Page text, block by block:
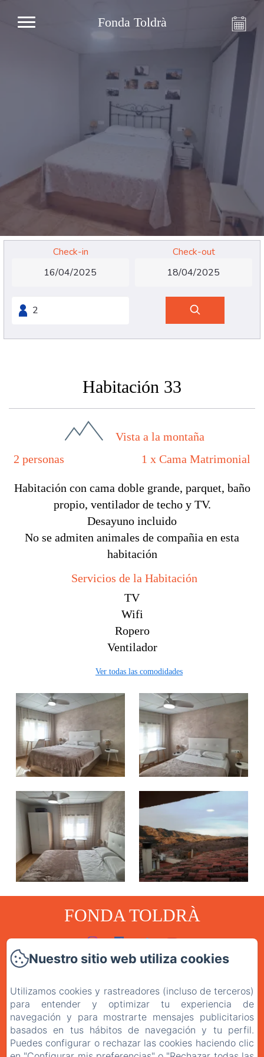
Fonda Toldrà
Check-in Check-out
Habitación 33
Vista a la montaña
2 personas
1 x Cama Matrimonial
Habitación con cama doble grande, parquet, baño
propio, ventilador de techo y TV.
Desayuno incluido
No se admiten animales de compañia en esta
habitación
Servicios de la Habitación
TV
Wifi
Ropero
Ventilador
Ver todas las comodidades
FONDA TOLDRÀ
Inicio
Habitaciones
El Restaurante
Contacto
Política de privacitat
Nuestro sitio web utiliza cookies
Utilizamos cookies y rastreadores (incluso de terceros)
para entender y optimizar tu experiencia de
navegación y para mostrarte mensajes publicitarios
basados en tus hábitos de navegación y tu perfil.
Puedes configurar o rechazar las cookies haciendo clic